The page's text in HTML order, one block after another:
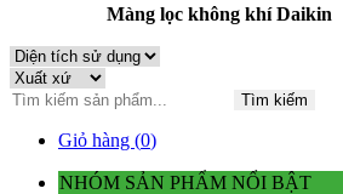
Màng lọc không khí Daikin
Tìm kiếm
Giỏ hàng (0)
NHÓM SẢN PHẨM NỔI BẬT